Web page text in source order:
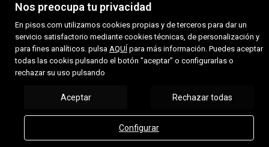
Nos preocupa tu privacidad
En pisos.com utilizamos cookies propias y de terceros para dar un
servicio satisfactorio mediante cookies técnicas, de personalización y
para fines analíticos. pulsa AQUÍ para más información. Puedes aceptar
todas las cookis pulsando el botón "aceptar" o configurarlas o
rechazar su uso pulsando
Aceptar Rechazar todas
Configurar